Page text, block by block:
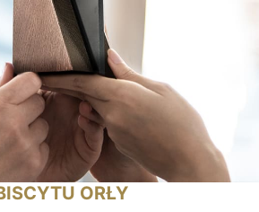
ORŁY